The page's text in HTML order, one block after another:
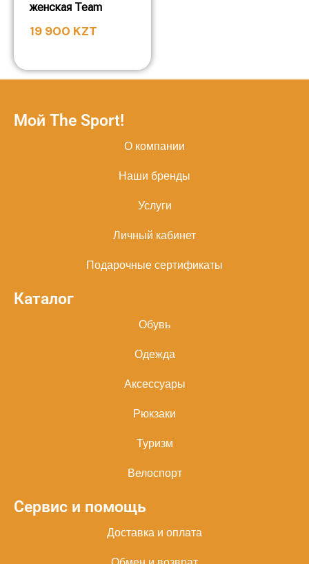
женская Team
19 900 KZT
Мой The Sport!
О компании
Наши бренды
Услуги
Личный кабинет
Подарочные сертификаты
Каталог
Обувь
Одежда
Аксессуары
Рюкзаки
Туризм
Велоспорт
Сервис и помощь
Доставка и оплата